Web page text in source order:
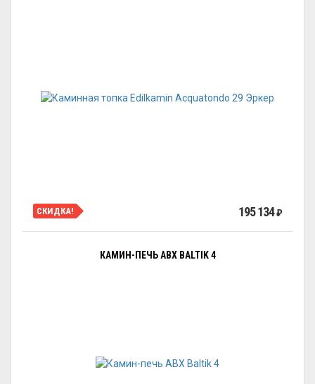
СКИДКА! 195 134₽
КАМИН-ПЕЧЬ ABX BALTIK 4